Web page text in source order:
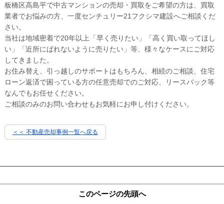
板橋区高島平で中古マンションの売却・買取をご希望の方は、買取
業者でお悩みの方、一度センチュリー21フクシマ建設へご相談くだ
さい。
当社は地域密着で20年以上「早く売りたい」「高く買い取ってほし
い」「近所にばれないように売りたい」等、様々なケースにご対応
してきました。
お住み替え、引っ越しのサポートはもちろん、相続のご相談、住宅
ローン返済で困っている方の任意売却でのご対応、リースバック等
なんでもお任せください。
ご相談のみのお問い合わせもお気軽にお申し付けください。
＜＜ 不動産売却事例一覧へ戻る
このページの先頭へ